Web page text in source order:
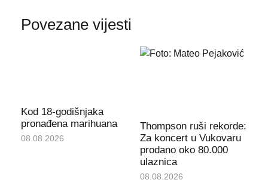
Povezane vijesti
Kod 18-godišnjaka
pronađena marihuana
08.08.2026
Thompson ruši rekorde:
Za koncert u Vukovaru
prodano oko 80.000
ulaznica
08.08.2026